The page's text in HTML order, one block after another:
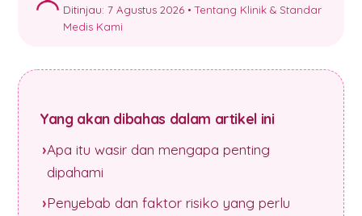
Ditinjau: 7 Agustus 2026 •Tentang Klinik & Standar
Medis Kami
Yang akan dibahas dalam artikel ini
Apa itu wasir dan mengapa penting
dipahami
Penyebab dan faktor risiko yang perlu